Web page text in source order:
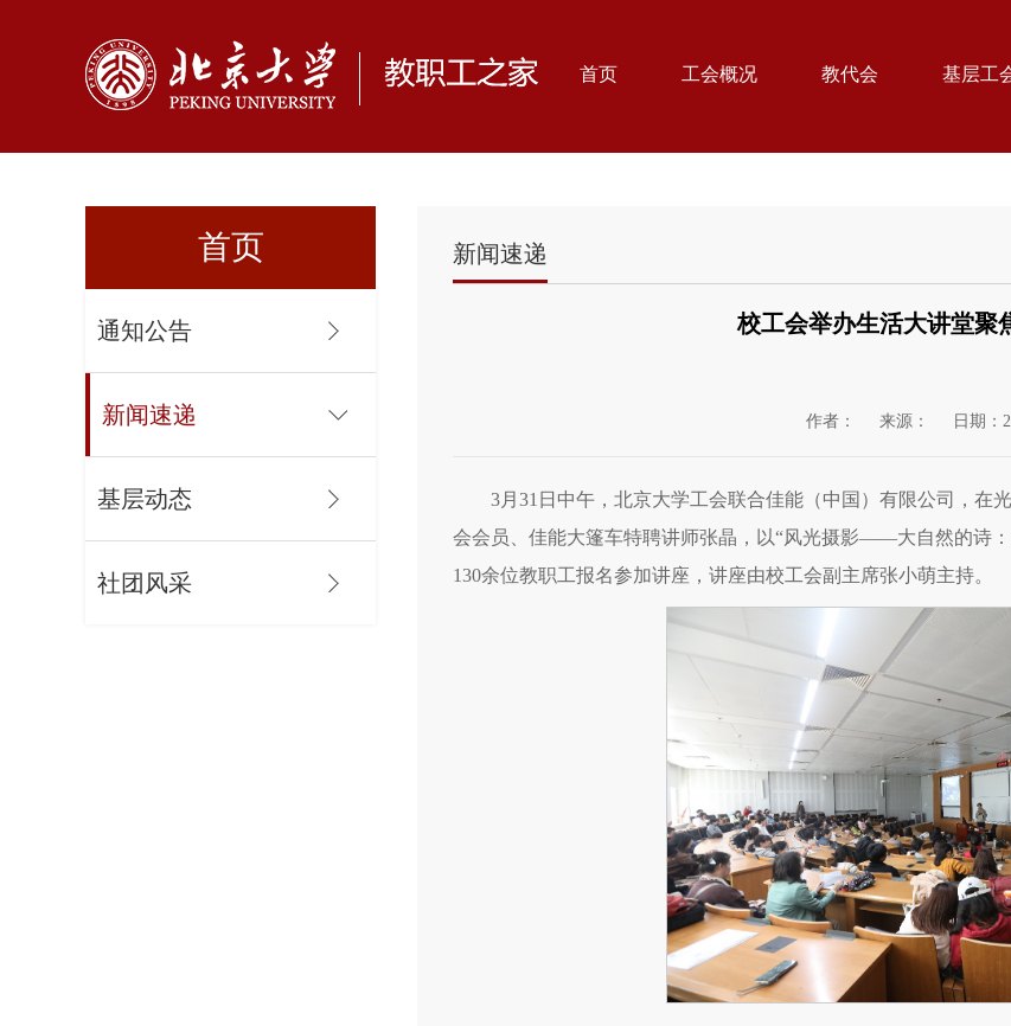
首页 工会概况 教代会 基层工
首页
通知公告
新闻速递
基层动态
社团风采
新闻速递
校工会举办生活大讲堂聚
作者： 来源： 日期：
3月31日中午，北京大学工会联合佳能（中国）有限公司，在
会会员、佳能大篷车特聘讲师张晶，以“风光摄影——大自然的诗
130余位教职工报名参加讲座，讲座由校工会副主席张小萌主持。